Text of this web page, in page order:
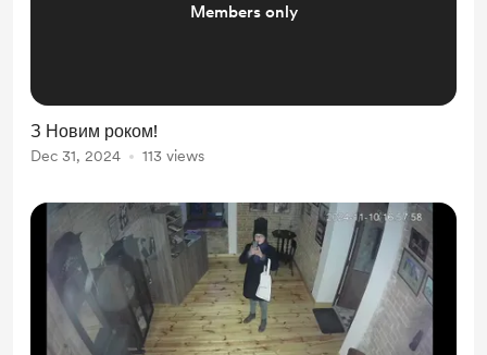
Members only
З Новим роком!
Dec 31, 2024 113 views